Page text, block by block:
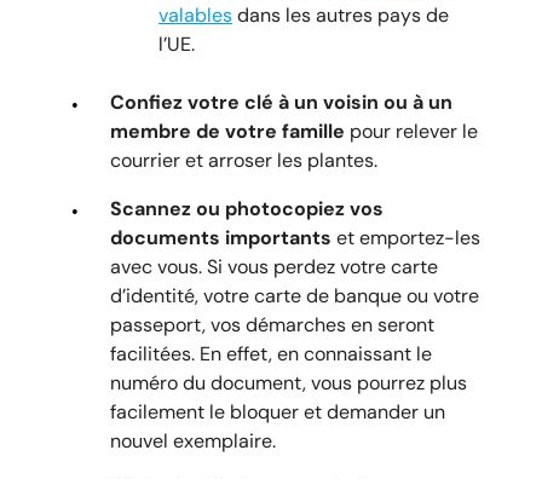
valablesdans les autres pays de
l’UE.
Confiez votre clé à un voisin ou à un
membre de votre famille pour relever le
courrier et arroser les plantes.
Scannez ou photocopiez vos
documents importants et emportez-les
avec vous. Si vous perdez votre carte
d’identité, votre carte de banque ou votre
passeport, vos démarches en seront
facilitées. En effet, en connaissant le
numéro du document, vous pourrez plus
facilement le bloquer et demander un
nouvel exemplaire.